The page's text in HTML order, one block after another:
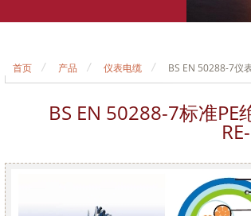
首页 产品 仪表电缆 BS EN 50288-7仪
BS EN 50288-7标准